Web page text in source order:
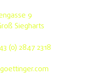
9
Siegharts
(0) 2847 2318